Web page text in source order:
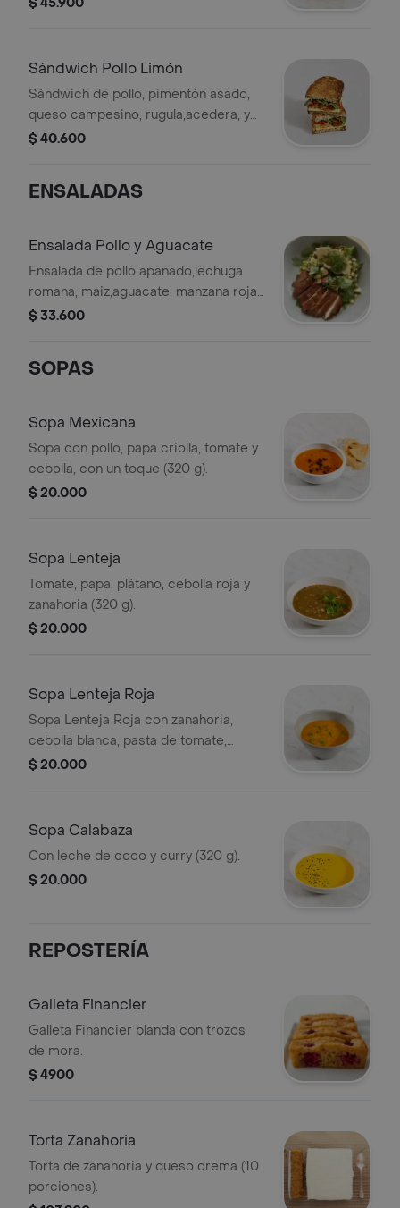
Sándwich Pollo Limón
Sándwich de pollo, pimentón asado,
queso campesino, rugula,acedera, y
salsa pesto en pan country sour.
$ 40.600
ENSALADAS
Ensalada Pollo y Aguacate
Ensalada de pollo apanado,lechuga
romana, maiz,aguacate, manzana roja,
totopos, queso feta y vinagreta de
$ 33.600
SOPAS
Sopa Mexicana
Sopa con pollo, papa criolla, tomate y
cebolla, con un toque (320 g).
$ 20.000
Sopa Lenteja
Tomate, papa, plátano, cebolla roja y
zanahoria (320 g).
$ 20.000
Sopa Lenteja Roja
Sopa Lenteja Roja con zanahoria,
cebolla blanca, pasta de tomate,
cúrcuma y pimienta (320 g).
$ 20.000
Sopa Calabaza
Con leche de coco y curry (320 g).
$ 20.000
REPOSTERÍA
Galleta Financier
Galleta Financier blanda con trozos
de mora.
$ 4900
Torta Zanahoria
Torta de zanahoria y queso crema (10
porciones).